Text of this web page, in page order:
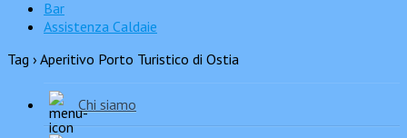
Bar
Assistenza Caldaie
Tag › Aperitivo Porto Turistico di Ostia
Chi siamo